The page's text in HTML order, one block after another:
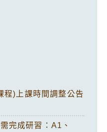
程)上課時間調整公告
完成研習：A1、